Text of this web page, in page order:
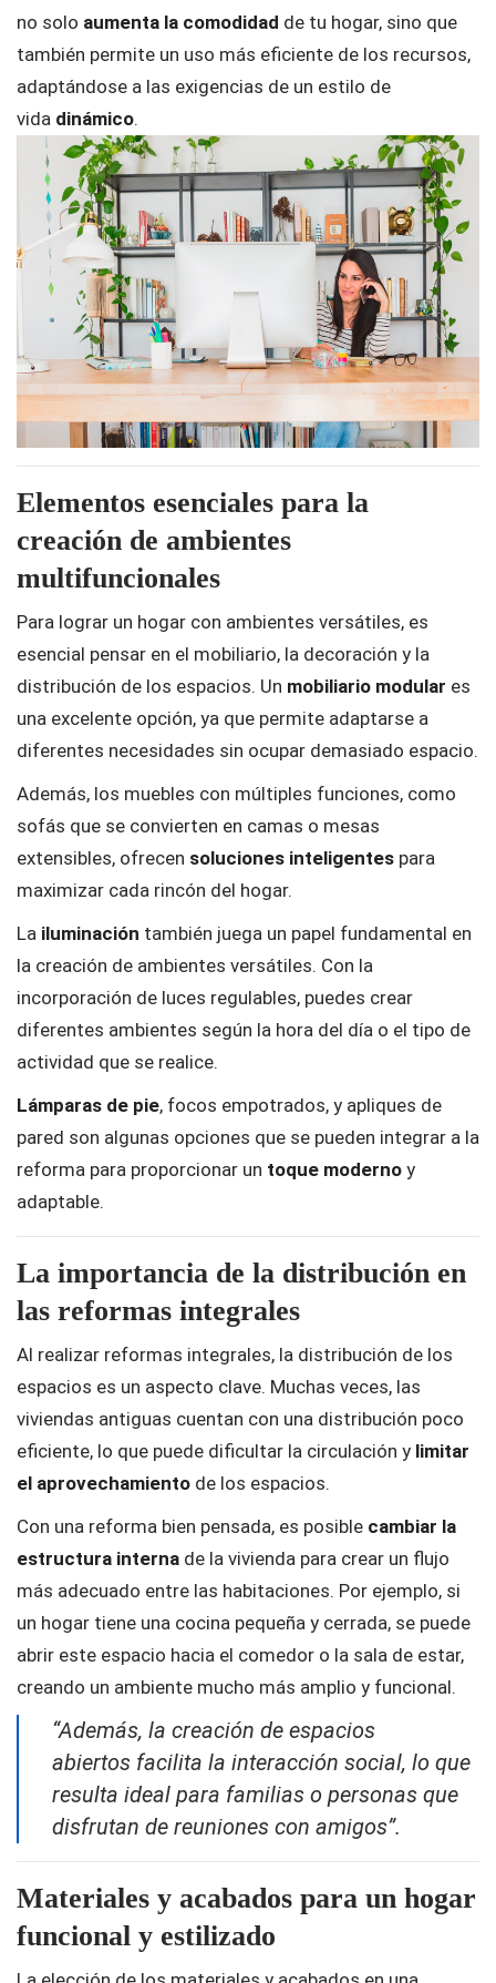
no solo aumenta la comodidad de tu hogar, sino que
también permite un uso más eficiente de los recursos,
adaptándose a las exigencias de un estilo de
vida dinámico.
Elementos esenciales para la
creación de ambientes
multifuncionales
Para lograr un hogar con ambientes versátiles, es
esencial pensar en el mobiliario, la decoración y la
distribución de los espacios. Un mobiliario modular es
una excelente opción, ya que permite adaptarse a
diferentes necesidades sin ocupar demasiado espacio.
Además, los muebles con múltiples funciones, como
sofás que se convierten en camas o mesas
extensibles, ofrecen soluciones inteligentes para
maximizar cada rincón del hogar.
La iluminación también juega un papel fundamental en
la creación de ambientes versátiles. Con la
incorporación de luces regulables, puedes crear
diferentes ambientes según la hora del día o el tipo de
actividad que se realice.
Lámparas de pie, focos empotrados, y apliques de
pared son algunas opciones que se pueden integrar a la
reforma para proporcionar un toque moderno y
adaptable.
La importancia de la distribución en
las reformas integrales
Al realizar reformas integrales, la distribución de los
espacios es un aspecto clave. Muchas veces, las
viviendas antiguas cuentan con una distribución poco
eficiente, lo que puede dificultar la circulación y limitar
el aprovechamiento de los espacios.
Con una reforma bien pensada, es posible cambiar la
estructura interna de la vivienda para crear un flujo
más adecuado entre las habitaciones. Por ejemplo, si
un hogar tiene una cocina pequeña y cerrada, se puede
abrir este espacio hacia el comedor o la sala de estar,
creando un ambiente mucho más amplio y funcional.
“Además, la creación de espacios
abiertos facilita la interacción social, lo que
resulta ideal para familias o personas que
disfrutan de reuniones con amigos”.
Materiales y acabados para un hogar
funcional y estilizado